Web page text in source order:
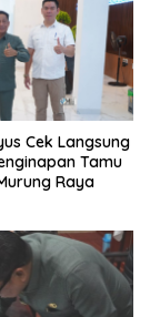
Cek Langsung
Tamu
Raya